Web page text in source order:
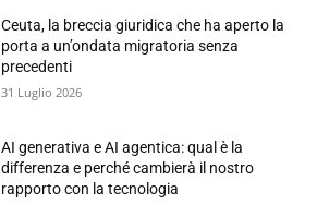
Ceuta, la breccia giuridica che ha aperto la
porta a un’ondata migratoria senza
precedenti
31 Luglio 2026
AI generativa e AI agentica: qual è la
differenza e perché cambierà il nostro
rapporto con la tecnologia